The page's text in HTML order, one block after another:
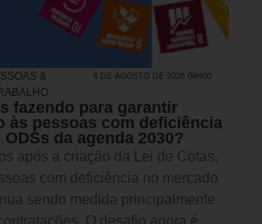
&
6 DE AGOSTO DE 2026 08H00
fazendo para garantir
às pessoas com deficiência
da agenda 2030?
após a criação da Lei de Cotas,
com deficiência no mercado
sendo medida principalmente
O desafio agora é